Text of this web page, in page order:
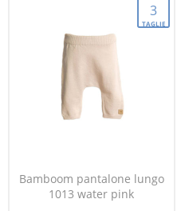
3
TAGLIE
Bamboom pantalone lungo
1013 water pink